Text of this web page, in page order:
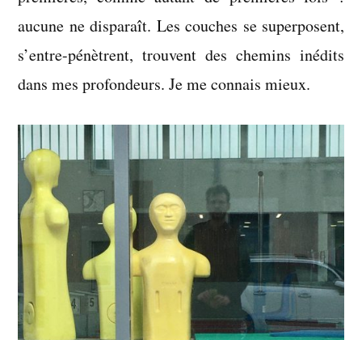
aucune ne disparaît. Les couches se superposent,
s’entre-pénètrent, trouvent des chemins inédits
dans mes profondeurs. Je me connais mieux.